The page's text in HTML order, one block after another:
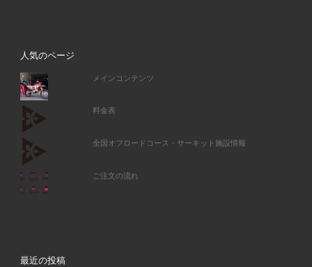
人気のページ
メインコンテンツ
料金表
全国オフロードコース・サーキット施設情報
ご注文の流れ
最近の投稿